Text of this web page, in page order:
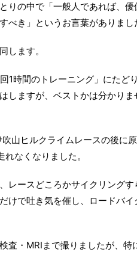
りの中で「一般人であれば、
べき」というお言葉がありまし
します。
1時間のトレーニング」にたど
しますが、ベストかは分かり
山ヒルクライムレースの後に
なくなりました。
レースどころかサイクリング
けで吐き気を催し、ロードバ
査・MRIまで撮りましたが、特